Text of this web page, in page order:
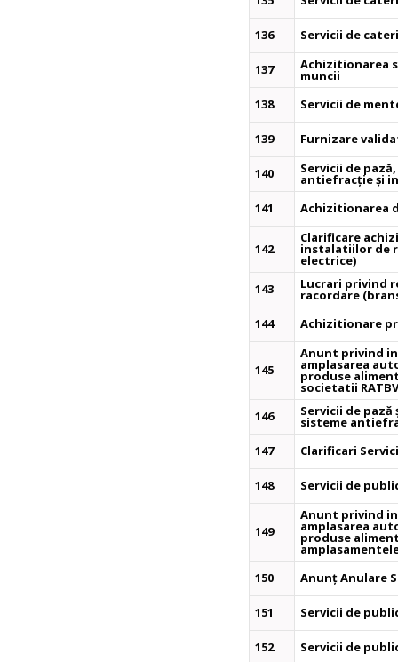
136 Servicii de
137 Achizitionarea
muncii
138
Servicii de
139 Furnizare
140 Servicii de
antiefracție și
141
Achizitionarea
142
Clarificare
instalatiilor de
electrice)
143
Lucrari privind
racordare
144
Achizitionare
145
Anunt privind
amplasarea
produse
societatii
146
Servicii de
sisteme
147
Clarificari
148 Servicii de
149
Anunt privind
amplasarea
produse
150
Anunț Anulare
151 Servicii de
152 Servicii de